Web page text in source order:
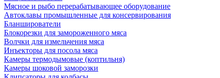
Мясное и рыбо перерабатывающее оборудование
Автоклавы промышленные для консервирования
Бланширователи
Блокорезки для замороженного мяса
Волчки для измельчения мяса
Инъекторы для посола мяса
Камеры термодымовые (коптильня)
Камеры шоковой заморозки